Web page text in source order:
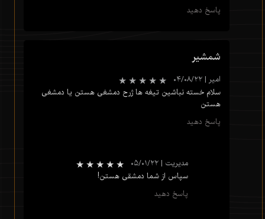
★★★ ★★
پاسخ دهید
شمشیر
امیر | ۰۴/۰۸/۲۲
سلام خسته نباشین تیغه ها ژرح دمشغی هستن یا دمشغی
هستن
پاسخ دهید
مدیریت | ۰۵/۰۱/۲۲
سپاس از شما دمشقی هستن!
پاسخ دهید